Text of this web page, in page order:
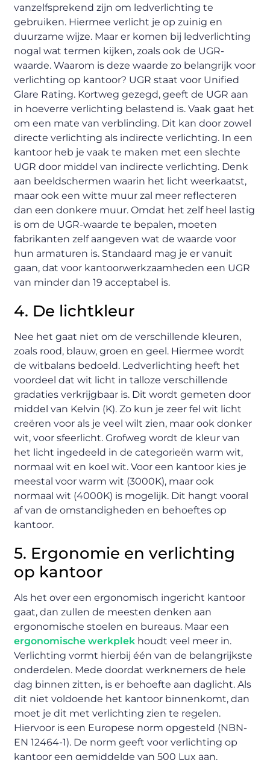
vanzelfsprekend zijn om ledverlichting te
gebruiken. Hiermee verlicht je op zuinig en
duurzame wijze. Maar er komen bij ledverlichting
nogal wat termen kijken, zoals ook de UGR-
waarde. Waarom is deze waarde zo belangrijk voor
verlichting op kantoor? UGR staat voor Unified
Glare Rating. Kortweg gezegd, geeft de UGR aan
in hoeverre verlichting belastend is. Vaak gaat het
om een mate van verblinding. Dit kan door zowel
directe verlichting als indirecte verlichting. In een
kantoor heb je vaak te maken met een slechte
UGR door middel van indirecte verlichting. Denk
aan beeldschermen waarin het licht weerkaatst,
maar ook een witte muur zal meer reflecteren
dan een donkere muur. Omdat het zelf heel lastig
is om de UGR-waarde te bepalen, moeten
fabrikanten zelf aangeven wat de waarde voor
hun armaturen is. Standaard mag je er vanuit
gaan, dat voor kantoorwerkzaamheden een UGR
van minder dan 19 acceptabel is.
4. De lichtkleur
Nee het gaat niet om de verschillende kleuren,
zoals rood, blauw, groen en geel. Hiermee wordt
de witbalans bedoeld. Ledverlichting heeft het
voordeel dat wit licht in talloze verschillende
gradaties verkrijgbaar is. Dit wordt gemeten door
middel van Kelvin (K). Zo kun je zeer fel wit licht
creëren voor als je veel wilt zien, maar ook donker
wit, voor sfeerlicht. Grofweg wordt de kleur van
het licht ingedeeld in de categorieën warm wit,
normaal wit en koel wit. Voor een kantoor kies je
meestal voor warm wit (3000K), maar ook
normaal wit (4000K) is mogelijk. Dit hangt vooral
af van de omstandigheden en behoeftes op
kantoor.
5. Ergonomie en verlichting
op kantoor
Als het over een ergonomisch ingericht kantoor
gaat, dan zullen de meesten denken aan
ergonomische stoelen en bureaus. Maar een
ergonomische werkplek houdt veel meer in.
Verlichting vormt hierbij één van de belangrijkste
onderdelen. Mede doordat werknemers de hele
dag binnen zitten, is er behoefte aan daglicht. Als
dit niet voldoende het kantoor binnenkomt, dan
moet je dit met verlichting zien te regelen.
Hiervoor is een Europese norm opgesteld (NBN-
EN 12464-1). De norm geeft voor verlichting op
kantoor een gemiddelde van 500 Lux aan.